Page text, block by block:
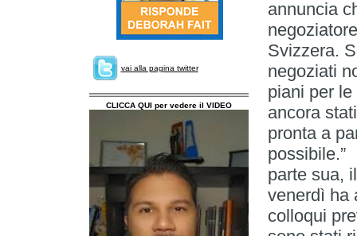
vai alla pagina twitter
CLICCA QUI per vedere il VIDEO
annuncia
Svizzera.
negoziati
piani per
ancora
pronta a
parte sua,
venerdì ha
colloqui